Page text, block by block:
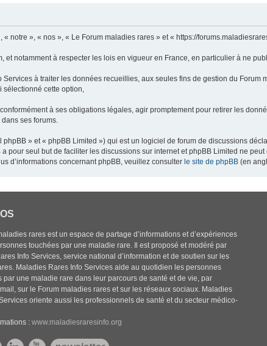
notre », « nos », « Le Forum maladies rares » et « https://
et notamment à respecter les lois en vigueur en France, en particulier à ne
Services à traiter les données recueillies, aux seules fins de gestion du Forum
sélectionné cette option,
à ses obligations légales, agir promptement pour retirer les
ses forums.
» et « phpBB Limited ») qui est un logiciel de forum de discussions
pour seul but de faciliter les discussions sur internet et phpBB Limited ne
d’informations concernant phpBB, veuillez consulter le site de phpBB (en
rares est un espace de partage d’informations et d’expériences
touchées par une maladie rare. Il est proposé et modéré par
Info Services, service national d’information et de soutien sur les
Maladies Rares Info Services aide au quotidien les personnes
par une maladie rare dans leur parcours de santé et de vie, par
sur le Forum maladies rares et sur les réseaux sociaux. Maladies
oriente aussi les professionnels de santé et du secteur médico-
:www.maladiesraresinfo.org